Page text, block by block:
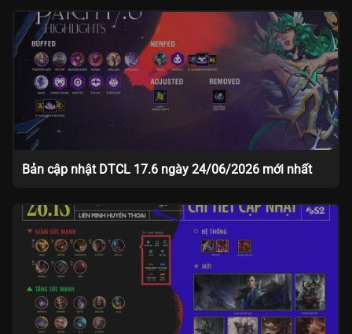
Bản cập nhật DTCL 17.6 ngày 24/06/2026 mới nhất